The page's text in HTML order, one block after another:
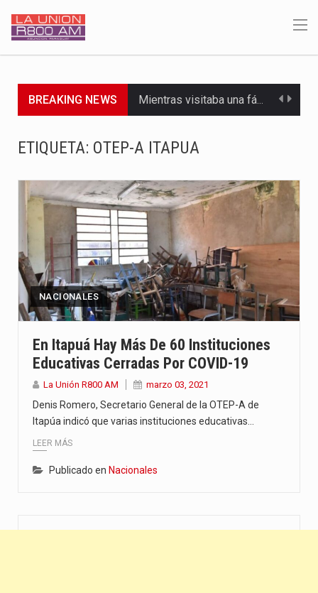
BREAKING NEWS Mientras visitaba una fábrica de armamentos en San Paulo, el…
Para Tania, una paraguaya de 33 años que reside en…
Fretes se refirió concretamente al recorrido que realizó este jueves…
ETIQUETA: OTEP-A ITAPUA
NACIONALES
En Itapuá Hay Más De 60 Instituciones
Educativas Cerradas Por COVID-19
La Unión R800 AM marzo 03, 2021
Denis Romero, Secretario General de la OTEP-A de
Itapúa indicó que varias instituciones educativas…
LEER MÁS
Publicado en Nacionales